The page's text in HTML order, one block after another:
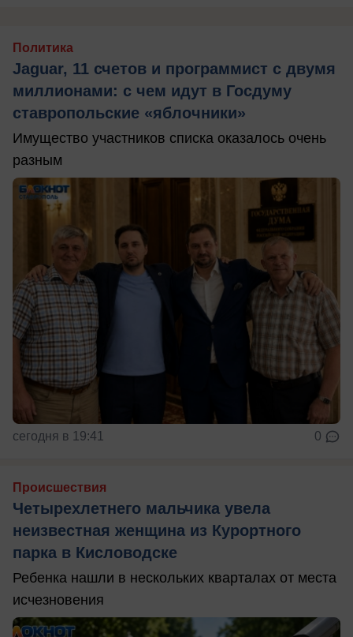
Политика
Jaguar, 11 счетов и программист с двумя
миллионами: с чем идут в Госдуму
ставропольские «яблочники»
Имущество участников списка оказалось очень
разным
сегодня в 19:41 0
Происшествия
Четырехлетнего мальчика увела
неизвестная женщина из Курортного
парка в Кисловодске
Ребенка нашли в нескольких кварталах от места
исчезновения